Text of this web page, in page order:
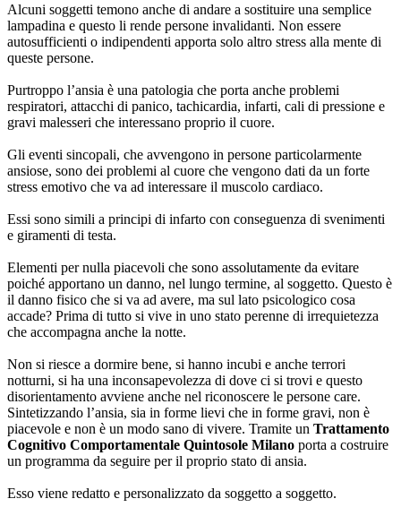
Alcuni soggetti temono anche di andare a sostituire una semplice
lampadina e questo li rende persone invalidanti. Non essere
autosufficienti o indipendenti apporta solo altro stress alla mente di
queste persone.
Purtroppo l’ansia è una patologia che porta anche problemi
respiratori, attacchi di panico, tachicardia, infarti, cali di pressione e
gravi malesseri che interessano proprio il cuore.
Gli eventi sincopali, che avvengono in persone particolarmente
ansiose, sono dei problemi al cuore che vengono dati da un forte
stress emotivo che va ad interessare il muscolo cardiaco.
Essi sono simili a principi di infarto con conseguenza di svenimenti
e giramenti di testa.
Elementi per nulla piacevoli che sono assolutamente da evitare
poiché apportano un danno, nel lungo termine, al soggetto. Questo è
il danno fisico che si va ad avere, ma sul lato psicologico cosa
accade? Prima di tutto si vive in uno stato perenne di irrequietezza
che accompagna anche la notte.
Non si riesce a dormire bene, si hanno incubi e anche terrori
notturni, si ha una inconsapevolezza di dove ci si trovi e questo
disorientamento avviene anche nel riconoscere le persone care.
Sintetizzando l’ansia, sia in forme lievi che in forme gravi, non è
piacevole e non è un modo sano di vivere. Tramite un Trattamento
Cognitivo Comportamentale Quintosole Milano porta a costruire
un programma da seguire per il proprio stato di ansia.
Esso viene redatto e personalizzato da soggetto a soggetto.